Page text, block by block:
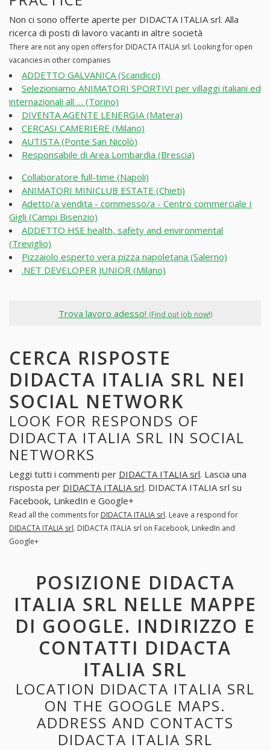
Non ci sono offerte aperte per DIDACTA ITALIA srl. Alla
ricerca di posti di lavoro vacanti in altre società
There are not any open offers for DIDACTA ITALIA srl. Looking for open
vacancies in other companies
ADDETTO GALVANICA (Scandicci)
Selezioniamo ANIMATORI SPORTIVI per villaggi italiani ed
internazionali all … (Torino)
DIVENTA AGENTE LENERGIA (Matera)
CERCASI CAMERIERE (Milano)
AUTISTA (Ponte San Nicolò)
Responsabile di Area Lombardia (Brescia)
Collaboratore full-time (Napoli)
ANIMATORI MINICLUB ESTATE (Chieti)
Adetto/a vendita - commesso/a - Centro commerciale I
Gigli (Campi Bisenzio)
ADDETTO HSE health, safety and environmental
(Treviglio)
Pizzaiolo esperto vera pizza napoletana (Salerno)
.NET DEVELOPER JUNIOR (Milano)
Trova lavoro adesso! (Find out job now!)
CERCA RISPOSTE
DIDACTA ITALIA SRL NEI
SOCIAL NETWORK
LOOK FOR RESPONDS OF
DIDACTA ITALIA SRL IN SOCIAL
NETWORKS
Leggi tutti i commenti per DIDACTA ITALIA srl. Lascia una
risposta per DIDACTA ITALIA srl. DIDACTA ITALIA srl su
Facebook, LinkedIn e Google+
Read all the comments for DIDACTA ITALIA srl. Leave a respond for
DIDACTA ITALIA srl. DIDACTA ITALIA srl on Facebook, LinkedIn and
Google+
POSIZIONE DIDACTA
ITALIA SRL NELLE MAPPE
DI GOOGLE. INDIRIZZO E
CONTATTI DIDACTA
ITALIA SRL
LOCATION DIDACTA ITALIA SRL
ON THE GOOGLE MAPS.
ADDRESS AND CONTACTS
DIDACTA ITALIA SRL